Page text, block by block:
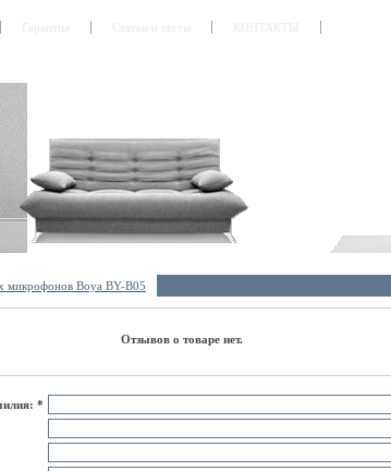
микрофонов Boya BY-B05
Отзывов о товаре нет.
*